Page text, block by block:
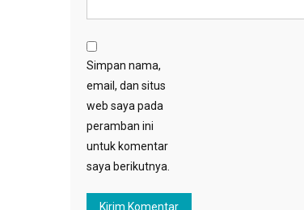
Simpan nama,
email, dan situs
web saya pada
peramban ini
untuk komentar
saya berikutnya.